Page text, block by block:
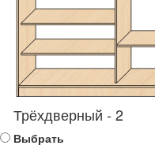
Трёхдверный - 2
Выбрать